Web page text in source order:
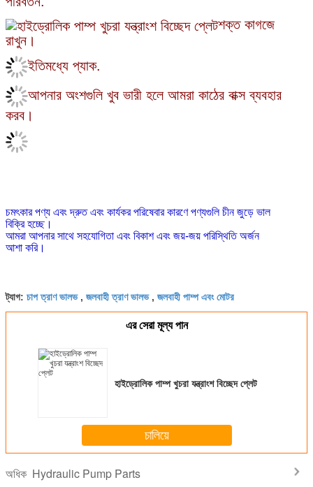
শক্ত কাগজে
রাখুন।
ইতিমধ্যে প্যাক.
আপনার অংশগুলি খুব ভারী হলে আমরা কাঠের বাক্স ব্যবহার
করব।
চমৎকার পণ্য এবং দ্রুত এবং কার্যকর পরিষেবার কারণে পণ্যগুলি চীন জুড়ে ভাল
বিক্রি হচ্ছে।
আমরা আপনার সাথে সহযোগিতা এবং বিকাশ এবং জয়-জয় পরিস্থিতি অর্জন
আশা করি।
ট্যাগ: চাপ ত্রাণ ভালভ, জলবাহী ত্রাণ ভালভ, জলবাহী পাম্প এবং মোটর
এর সেরা মূল্য পান
হাইড্রোলিক পাম্প খুচরা যন্ত্রাংশ বিচ্ছেদ প্লেট
চালিয়ে
অধিক Hydraulic Pump Parts